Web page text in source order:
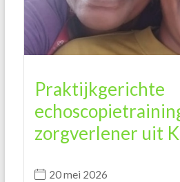
Praktijkgerichte
zorgverlener uit
20 mei 2026